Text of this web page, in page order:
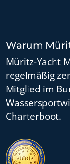
Warum
Müritz-Yacht
regelmäßig
Mitglied im
Charterboot.